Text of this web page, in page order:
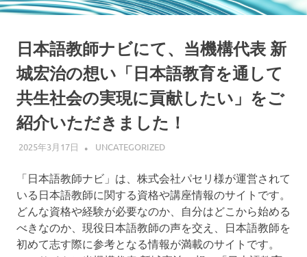
日本語教師ナビにて、当機構代表 新
城宏治の想い「日本語教育を通して
共生社会の実現に貢献したい」をご
紹介いただきました！
2025年3月17日 事務局
UNCATEGORIZED
「日本語教師ナビ」は、株式会社パセリ様が運営されて
いる日本語教師に関する資格や講座情報のサイトです。
どんな資格や経験が必要なのか、自分はどこから始める
べきなのか、現役日本語教師の声を交え、日本語教師を
初めて志す際に参考となる情報が満載のサイトです。